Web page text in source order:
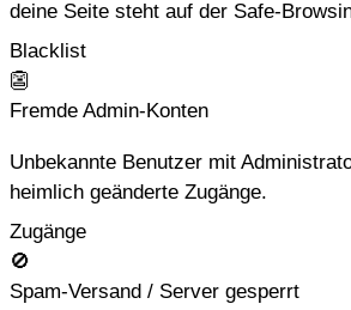
deine Seite steht auf der Safe-
Blacklist
👺
Fremde Admin-Konten
Unbekannte Benutzer mit
heimlich geänderte Zugänge.
Zugänge
🚫
Spam-Versand / Server gesperrt